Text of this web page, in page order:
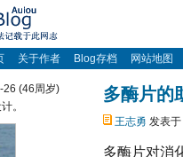
关于作者 Blog存档 网站地图
多酶片的
王志勇 发表
多酶片对消
26 (46周岁)
。